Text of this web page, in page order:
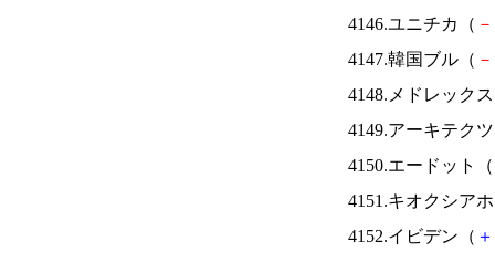
4146.ユニチカ（ －
4147.韓国ブル（ －
4148.メドレック
4149.アーキテク
4150.エードット（
4151.キオクシア
4152.イビデン（ ＋